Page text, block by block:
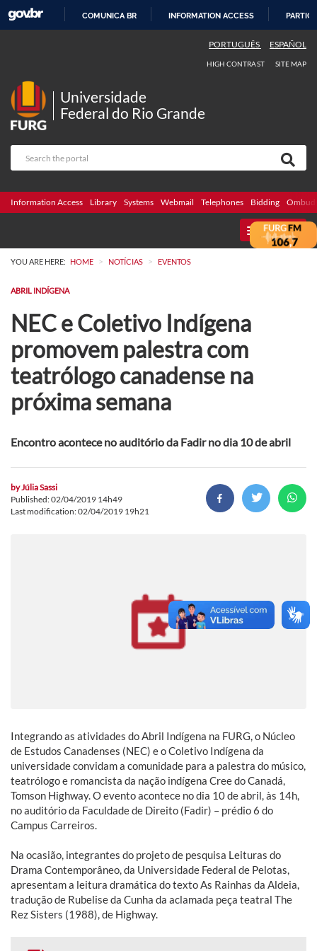
COMUNICA BR INFORMATION ACCESS
PORTUGUÊS ESPAÑOL
HIGH CONTRAST SITE MAP
Universidade
Federal do Rio Grande
Information Access Library Systems Webmail Telephones Bidding
MENU
YOU ARE HERE: HOME > NOTÍCIAS > EVENTOS
ABRIL INDÍGENA
NEC e Coletivo Indígena
promovem palestra com
teatrólogo canadense na
próxima semana
Encontro acontece no auditório da Fadir no dia 10 de abril
byJúlia Sassi
Published: 02/04/2019 14h49
Last modification: 02/04/2019 19h21
Integrando as atividades do Abril Indígena na FURG, o Núcleo
de Estudos Canadenses (NEC) e o Coletivo Indígena da
universidade convidam a comunidade para a palestra do músico,
teatrólogo e romancista da nação indígena Cree do Canadá,
Tomson Highway. O evento acontece no dia 10 de abril, às 14h,
no auditório da Faculdade de Direito (Fadir) – prédio 6 do
Campus Carreiros.
Na ocasião, integrantes do projeto de pesquisa Leituras do
Drama Contemporâneo, da Universidade Federal de Pelotas,
apresentam a leitura dramática do texto As Rainhas da Aldeia,
tradução de Rubelise da Cunha da aclamada peça teatral The
Rez Sisters (1988), de Highway.